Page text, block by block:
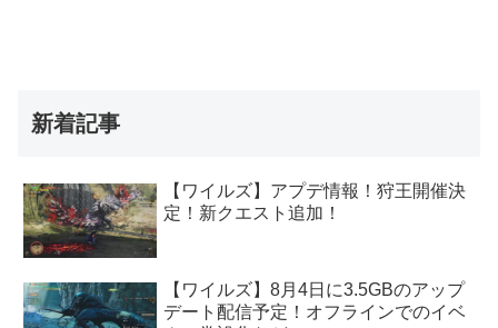
新着記事
【ワイルズ】アプデ情報！狩王開催決
定！新クエスト追加！
【ワイルズ】8月4日に3.5GBのアップ
デート配信予定！オフラインでのイベ